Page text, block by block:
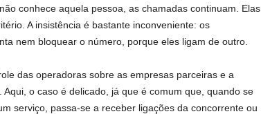
conhece aquela pessoa, as chamadas continuam. Elas
A insistência é bastante inconveniente: os
nem bloquear o número, porque eles ligam de outro.
das operadoras sobre as empresas parceiras e a
o caso é delicado, já que é comum que, quando se
serviço, passa-se a receber ligações da concorrente ou